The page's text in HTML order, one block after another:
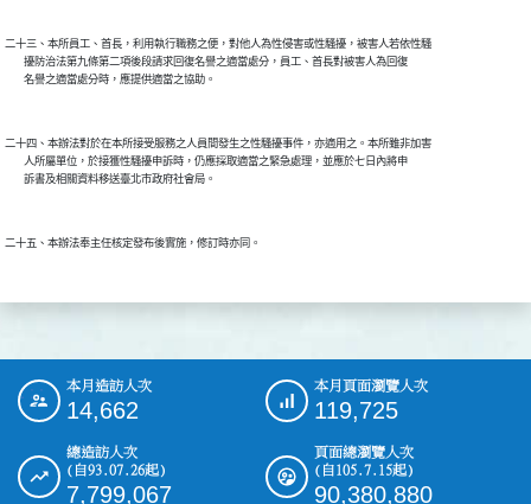
二十三、本所員工、首長，利用執行職務之便，對他人為性侵害或性騷擾，被害人若依性騷
        擾防治法第九條第二項後段請求回復名譽之適當處分，員工、首長對被害人為回復
        名譽之適當處分時，應提供適當之協助。
二十四、本辦法對於在本所接受服務之人員間發生之性騷擾事件，亦適用之。本所雖非加害
        人所屬單位，於接獲性騷擾申訴時，仍應採取適當之緊急處理，並應於七日內將申
        訴書及相關資料移送臺北市政府社會局。
二十五、本辦法奉主任核定發布後實施，修訂時亦同。
::: 本月造訪人次
14,662
本月頁面瀏覽人次
119,725
總造訪人次
(自93.07.26起)
7,799,067
頁面總瀏覽人次
(自105.7.15起)
90,380,880